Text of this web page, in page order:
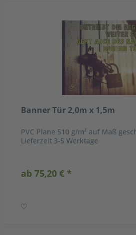
Banner Tür 2,0m x 1,5m
PVC Plane 510 g/m² auf Maß
Lieferzeit 3-5 Werktage
ab 75,20 € *